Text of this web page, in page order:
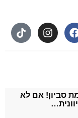
סביון! אם לא